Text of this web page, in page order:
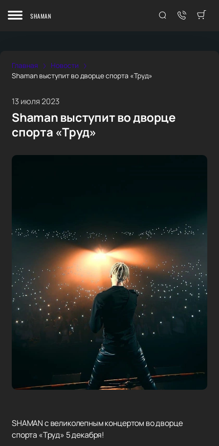
SHAMAN
Главная
Новости
Shaman выступит во дворце спорта «Труд»
13 июля 2023
Shaman выступит во дворце
спорта «Труд»
SHAMAN с великолепным концертом во дворце
спорта «Труд» 5 декабря!